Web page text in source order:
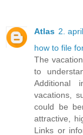
Atlas 2.
how to file
The
to
Additional
vacations,
could be
attractive,
Links or